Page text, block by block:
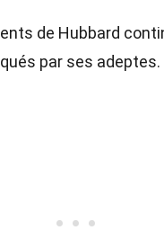
de Hubbard
par ses adeptes.